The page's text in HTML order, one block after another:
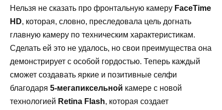
Нельзя не сказать про фронтальную камеру FaceTime
HD, которая, словно, преследовала цель догнать
главную камеру по техническим характеристикам.
Сделать ей это не удалось, но свои преимущества она
демонстрирует с особой гордостью. Теперь каждый
сможет создавать яркие и позитивные селфи
благодаря 5-мегапиксельной камере с новой
технологией Retina Flash, которая создает